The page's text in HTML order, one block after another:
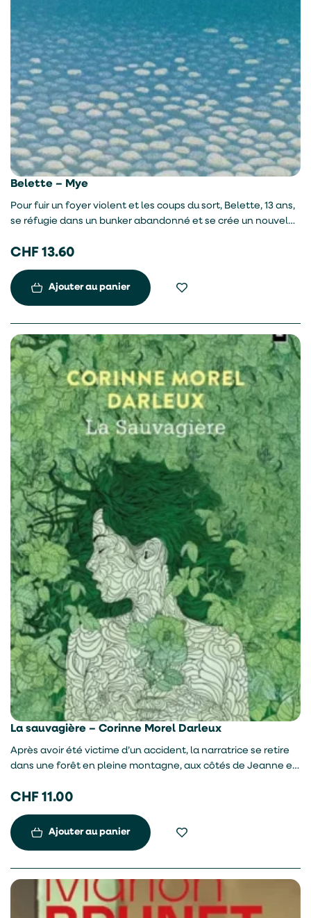
Belette – Mye
Pour fuir un foyer violent et les coups du sort, Belette, 13 ans,
se réfugie dans un bunker abandonné et se crée un nouvel
bicyclette dont elle a fait sa meilleure amie, elle survit grâce
à l’aide de Bruno, du vieux Léon et d’une femme de passage,
que son histoire et sa personnalité ont attendrie. Premier
roman.
CHF 13.60
Ajouter au panier
La sauvagière – Corinne Morel Darleux
Après avoir été victime d’un accident, la narratrice se retire
dans une forêt en pleine montagne, aux côtés de Jeanne et
nature. Premier roman.
CHF 11.00
Ajouter au panier